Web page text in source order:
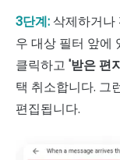
3단계: 삭제하거나
우 대상 필터 앞에
클릭하고 '받은 편
택 취소합니다. 그
편집됩니다.